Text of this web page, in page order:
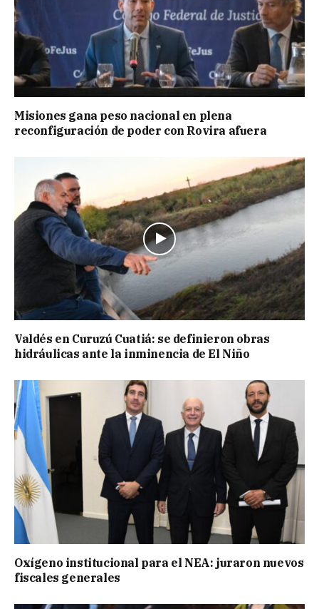
Misiones gana peso nacional en plena
reconfiguración de poder con Rovira afuera
Valdés en Curuzú Cuatiá: se definieron obras
hidráulicas ante la inminencia de El Niño
Oxígeno institucional para el NEA: juraron nuevos
fiscales generales